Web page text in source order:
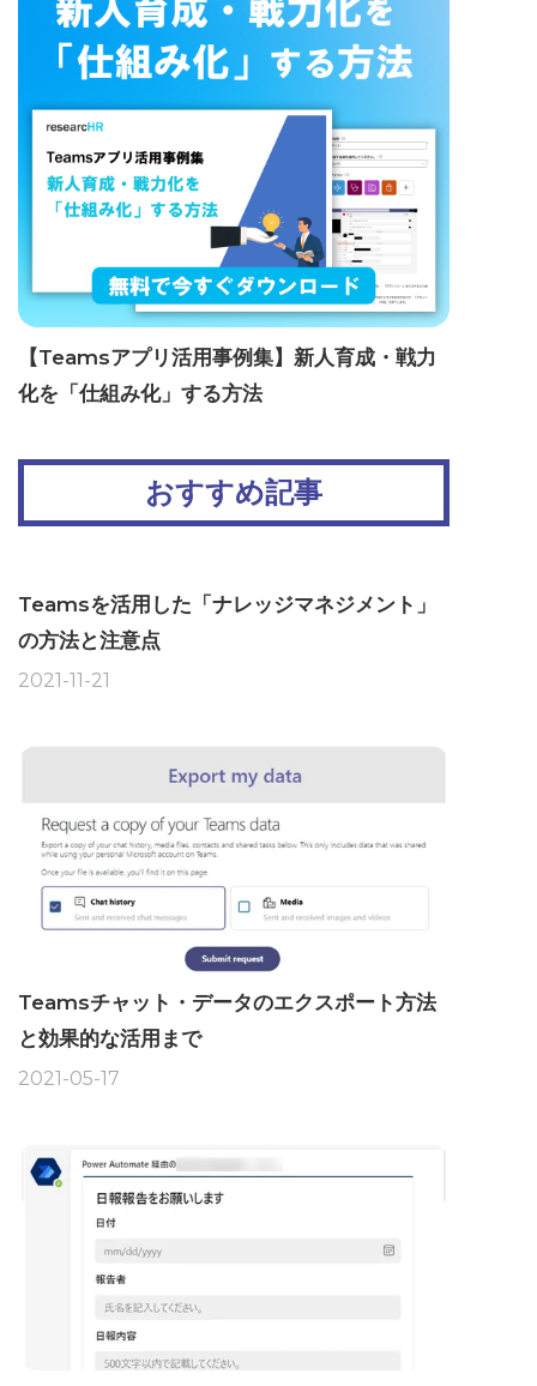
【Teamsアプリ活用事例集】新人育成・戦力
化を「仕組み化」する方法
おすすめ記事
Teamsを活用した「ナレッジマネジメント」
の方法と注意点
2021-11-21
Teamsチャット・データのエクスポート方法
と効果的な活用まで
2021-05-17